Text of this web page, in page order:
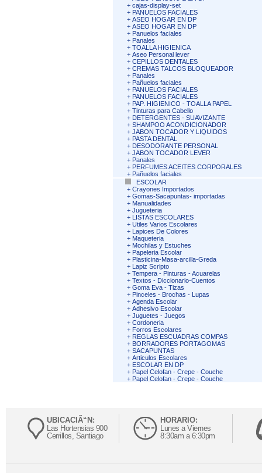
+ cajas-display-set
+ PANUELOS FACIALES
+ ASEO HOGAR EN DP
+ ASEO HOGAR EN DP
+ Panuelos faciales
+ Panales
+ TOALLA HIGIENICA
+ Aseo Personal lever
+ CEPILLOS DENTALES
+ CREMAS TALCOS BLOQUEADOR
+ Panales
+ Pañuelos faciales
+ PANUELOS FACIALES
+ PANUELOS FACIALES
+ PAP. HIGIENICO - TOALLA PAPEL
+ Tinturas para Cabello
+ DETERGENTES - SUAVIZANTE
+ SHAMPOO ACONDICIONADOR
+ JABON TOCADOR Y LIQUIDOS
+ PASTA DENTAL
+ DESODORANTE PERSONAL
+ JABON TOCADOR LEVER
+ Panales
+ PERFUMES ACEITES CORPORALES
+ Pañuelos faciales
ESCOLAR
+ Crayones Importados
+ Gomas-Sacapuntas- importadas
+ Manualidades
+ Jugueteria
+ LISTAS ESCOLARES
+ Utiles Varios Escolares
+ Lapices De Colores
+ Maqueteria
+ Mochilas y Estuches
+ Papeleria Escolar
+ Plasticina-Masa-arcilla-Greda
+ Lapiz Scripto
+ Tempera - Pinturas - Acuarelas
+ Textos - Diccionario-Cuentos
+ Goma Eva - Tizas
+ Pinceles - Brochas - Lupas
+ Agenda Escolar
+ Adhesivo Escolar
+ Juguetes - Juegos
+ Cordoneria
+ Forros Escolares
+ REGLAS ESCUADRAS COMPAS
+ BORRADORES PORTAGOMAS
+ SACAPUNTAS
+ Articulos Escolares
+ ESCOLAR EN DP
+ Papel Celofan - Crepe - Couche
+ Papel Celofan - Crepe - Couche
UBICACIÃ“N:
Las Hortensias 900
Cerrillos, Santiago
HORARIO:
Lunes a Viernes
8:30am a 6:30pm